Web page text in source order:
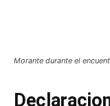
Morante durante el